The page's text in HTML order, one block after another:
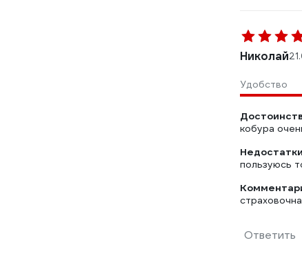
Николай
Удобство
кобура
пользуюсь
Ответить